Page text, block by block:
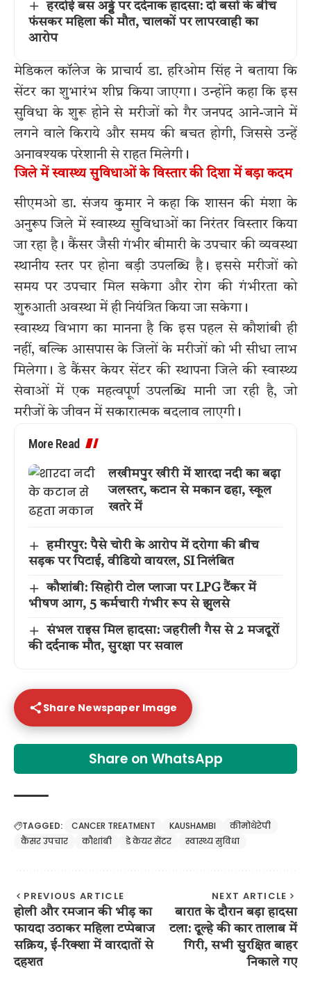
हरदोई बस अड्डे पर दर्दनाक हादसा: दो बसों के बीच
फंसकर महिला की मौत, चालकों पर लापरवाही का
आरोप
मेडिकल कॉलेज के प्राचार्य डा. हरिओम सिंह ने बताया कि
सेंटर का शुभारंभ शीघ्र किया जाएगा। उन्होंने कहा कि इस
सुविधा के शुरू होने से मरीजों को गैर जनपद आने-जाने में
लगने वाले किराये और समय की बचत होगी, जिससे उन्हें
अनावश्यक परेशानी से राहत मिलेगी।
जिले में स्वास्थ्य सुविधाओं के विस्तार की दिशा में बड़ा कदम
सीएमओ डा. संजय कुमार ने कहा कि शासन की मंशा के
अनुरूप जिले में स्वास्थ्य सुविधाओं का निरंतर विस्तार किया
जा रहा है। कैंसर जैसी गंभीर बीमारी के उपचार की व्यवस्था
स्थानीय स्तर पर होना बड़ी उपलब्धि है। इससे मरीजों को
समय पर उपचार मिल सकेगा और रोग की गंभीरता को
शुरुआती अवस्था में ही नियंत्रित किया जा सकेगा।
स्वास्थ्य विभाग का मानना है कि इस पहल से कौशांबी ही
नहीं, बल्कि आसपास के जिलों के मरीजों को भी सीधा लाभ
मिलेगा। डे कैंसर केयर सेंटर की स्थापना जिले की स्वास्थ्य
सेवाओं में एक महत्वपूर्ण उपलब्धि मानी जा रही है, जो
मरीजों के जीवन में सकारात्मक बदलाव लाएगी।
More Read
लखीमपुर खीरी में शारदा नदी का बढ़ा
जलस्तर, कटान से मकान ढहा, स्कूल
खतरे में
हमीरपुर: पैसे चोरी के आरोप में दरोगा की बीच
सड़क पर पिटाई, वीडियो वायरल, SI निलंबित
कौशांबी: सिहोरी टोल प्लाजा पर LPG टैंकर में
भीषण आग, 5 कर्मचारी गंभीर रूप से झुलसे
संभल राइस मिल हादसा: जहरीली गैस से 2 मजदूरों
की दर्दनाक मौत, सुरक्षा पर सवाल
Share Newspaper Image
Share on WhatsApp
TAGGED: CANCER TREATMENT KAUSHAMBI
कीमोथेरेपी
कैंसर उपचार
कौशांबी डे केयर सेंटर स्वास्थ्य सुविधा
PREVIOUS ARTICLE
होली और रमजान की भीड़ का
फायदा उठाकर महिला टप्पेबाज
सक्रिय, ई-रिक्शा में वारदातों से
दहशत
NEXT ARTICLE
बारात के दौरान बड़ा हादसा
टला: दूल्हे की कार तालाब में
गिरी, सभी सुरक्षित बाहर
निकाले गए